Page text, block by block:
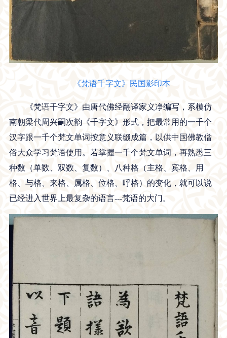
《梵语千字文》民国影印本
《梵语千字文》由唐代佛经翻译家义净编写，系模仿
南朝梁代周兴嗣次韵《千字文》形式，把最常用的一千个
汉字跟一千个梵文单词按意义联缀成篇，以供中国佛教僧
俗大众学习梵语使用。若掌握一千个梵文单词，再熟悉三
种数（单数、双数、复数）、八种格（主格、宾格、用
格、与格、来格、属格、位格、呼格）的变化，就可以说
已经进入世界上最复杂的语言---梵语的大门。